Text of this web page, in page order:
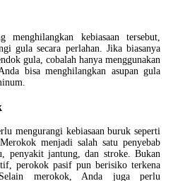
kebiasaan tersebut,
gula secara perlahan. Jika biasanya
gula, cobalah hanya menggunakan
bisa menghilangkan asupan gula
mengurangi kebiasaan buruk seperti
menjadi salah satu penyebab
penyakit jantung, dan stroke. Bukan
perokok pasif pun berisiko terkena
merokok, Anda juga perlu